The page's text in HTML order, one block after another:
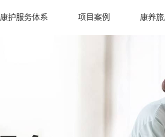
康护服务体系 项目案例 康养